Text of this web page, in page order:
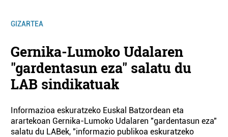
GIZARTEA
Gernika-Lumoko Udalaren
"gardentasun eza" salatu du
LAB sindikatuak
Informazioa eskuratzeko Euskal Batzordean eta
arartekoan Gernika-Lumoko Udalaren "gardentasun eza"
salatu du LABek, "informazio publikoa eskuratzeko